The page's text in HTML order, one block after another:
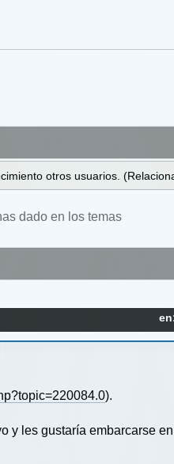
otros usuarios.
dado en los temas
).
y les gustaría embarcarse